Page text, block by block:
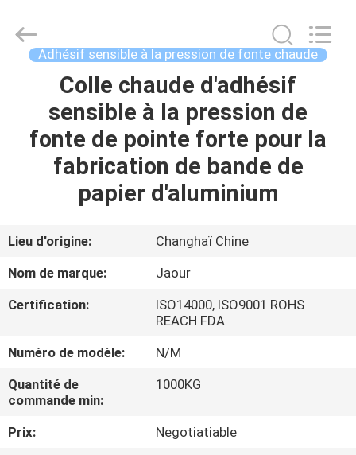
MAISON
PRODUITS
PROPOS
DE
NOUS
VISITE
DE
L'USINE
CONTRÔLE
Jaour
Adhesive
Products
Adhésif sensible à la pression de fonte chaude
Colle chaude d'adhésif
sensible à la pression de
fonte de pointe forte pour la
fabrication de bande de
papier d'aluminium
Lieu d'origine:
Changhaï Chine
Nom de marque:
Jaour
Certification:
ISO14000, ISO9001 ROHS
REACH FDA
Numéro de modèle:
N/M
Quantité de
commande min:
1000KG
Prix:
Negotiatiable